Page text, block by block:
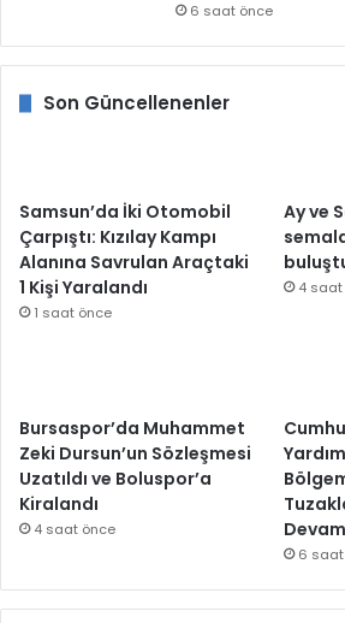
6 saat önce
Son Güncellenenler
Samsun’da İki Otomobil
Çarpıştı: Kızılay Kampı
Alanına Savrulan Araçtaki
1 Kişi Yaralandı
1 saat önce
Ay ve
4
Bursaspor’da Muhammet
Zeki Dursun’un Sözleşmesi
Uzatıldı ve Boluspor’a
Kiralandı
4 saat önce
6